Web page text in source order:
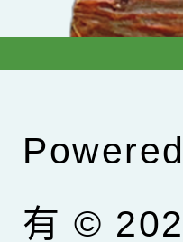
有 ©